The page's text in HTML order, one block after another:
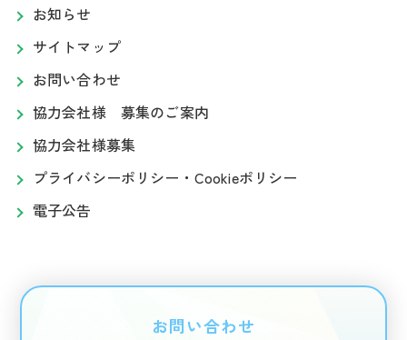
お知らせ
サイトマップ
お問い合わせ
協力会社様 募集のご案内
協力会社様募集
プライバシーポリシー・Cookieポリシー
電子公告
お問い合わせ